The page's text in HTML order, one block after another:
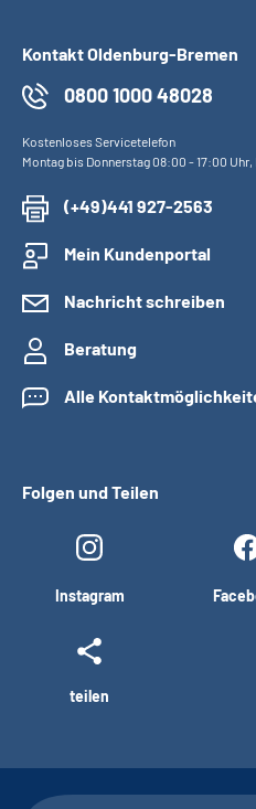
Kontakt Oldenburg-Bremen
0800 1000 48028
Kostenloses Servicetelefon
Montag bis Donnerstag 08:00 - 17:00
(+49)441 927-2563
Mein Kundenportal
Nachricht schreiben
Beratung
Alle
Folgen und Teilen
Instagram
teilen